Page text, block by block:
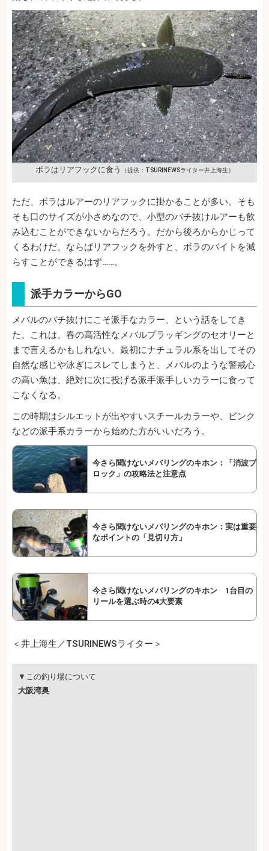
ボラはリアフックに食う （提供：TSURINEWSライター井上海生）
ただ、ボラはルアーのリアフックに掛かることが多い。そも
そも口のサイズが小さめなので、小型のバチ抜けルアーも飲
み込むことができないからだろう。だから後ろからかじって
くるわけだ。ならばリアフックを外すと、ボラのバイトを減
らすことができるはず……。
派手カラーからGO
メバルのバチ抜けにこそ派手なカラー、という話をしてき
た。これは、春の高活性なメバルプラッギングのセオリーと
まで言えるかもしれない。最初にナチュラル系を出してその
自然な感じや泳ぎにスレてしまうと、メバルのような警戒心
の高い魚は、絶対に次に投げる派手派手しいカラーに食って
こなくなる。
この時期はシルエットが出やすいスチールカラーや、ピンク
などの派手系カラーから始めた方がいいだろう。
今さら聞けないメバリングのキホン：「消波ブ
ロック」の攻略法と注意点
今さら聞けないメバリングのキホン：実は重要
なポイントの「見切り方」
今さら聞けないメバリングのキホン 1台目の
リールを選ぶ時の4大要素
＜井上海生／TSURINEWSライター＞
▼この釣り場について
大阪湾奥